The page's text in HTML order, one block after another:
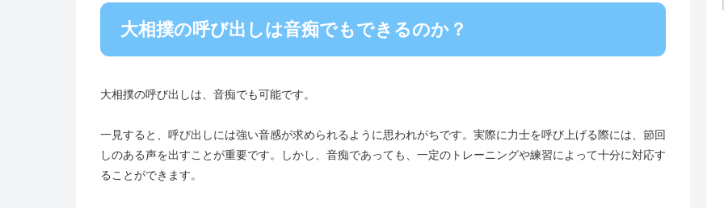
大相撲の呼び出しは音痴でもできるのか？
大相撲の呼び出しは、音痴でも可能です。
一見すると、呼び出しには強い音感が求められるように思われがちです。実際に力士を呼び上げる際には、節回
しのある声を出すことが重要です。しかし、音痴であっても、一定のトレーニングや練習によって十分に対応す
ることができます。